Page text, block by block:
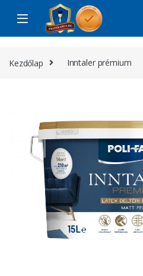
Skip to navigation
Skip to content
Kezdőlap Inntaler prémium